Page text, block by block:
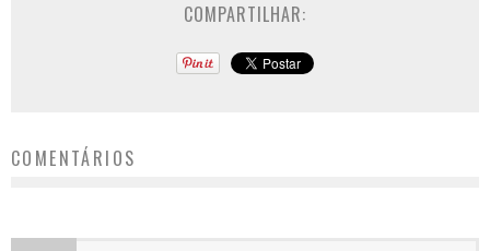
COMPARTILHAR:
COMENTÁRIOS